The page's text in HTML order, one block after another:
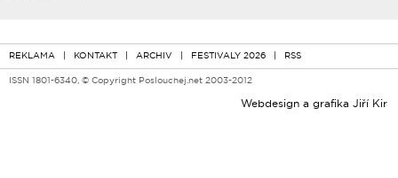
REKLAMA | KONTAKT | ARCHIV | FESTIVALY 2026 | RSS
ISSN 1801-6340, © Copyright Poslouchej.net 2003-2012
Webdesign a grafika Jiří Kir